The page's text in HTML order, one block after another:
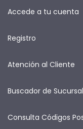
Accede a tu cuenta
Registro
Atención al Cliente
Buscador de
Consulta Códigos